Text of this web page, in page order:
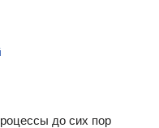
до сих пор